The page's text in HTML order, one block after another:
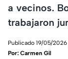
a vecinos.
trabajaron
Publicado 19/05/2026
Por: Carmen Gil